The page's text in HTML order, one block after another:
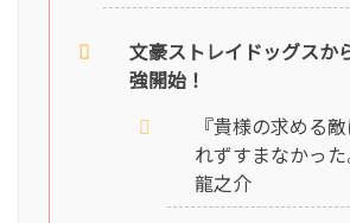
文豪ストレイドッグスか
強開始！
『貴様の求める
れずすまなかっ
龍之介